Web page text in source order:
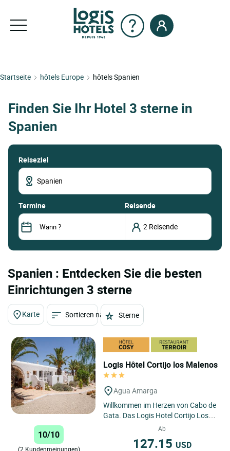
Startseite hôtels Europe hôtels Spanien
Finden Sie Ihr Hotel 3 sterne in
Spanien
Reiseziel
termine Reisende
Spanien : Entdecken Sie die besten
Einrichtungen 3 sterne
Karte Sortieren nach Sterne
Logis Hôtel Cortijo los Malenos
Agua Amarga
Willkommen im Herzen von Cabo de
Gata. Das Logis Hotel Cortijo Los
Malenos ist eine ländliche
10/10
(2 Kundenmeinungen)
Ab
127.15 USD